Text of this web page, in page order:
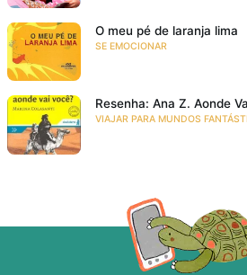
O meu pé de laranja lima
SE EMOCIONAR
Resenha: Ana Z. Aonde
VIAJAR PARA MUNDOS